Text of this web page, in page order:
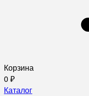
Корзина
0 ₽
Каталог